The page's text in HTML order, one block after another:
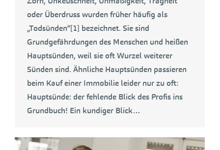
oder Überdruss wurden früher häufig als
„Todsünden“[1] bezeichnet. Sie sind
Grundgefährdungen des Menschen und heißen
Hauptsünden, weil sie oft Wurzel weiterer
Sünden sind. Ähnliche Hauptsünden passieren
beim Kauf einer Immobilie leider nur zu oft:
Hauptsünde: der fehlende Blick des Profis ins
Grundbuch! Ein kundiger Blick…